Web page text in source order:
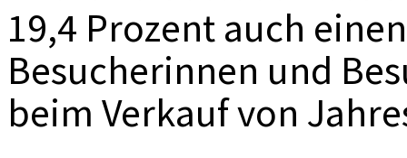
19,4 Prozent auch
Besucherinnen und
beim Verkauf von